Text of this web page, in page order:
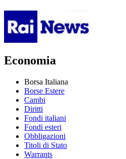
Economia
Borsa Italiana
Borse Estere
Cambi
Diritti
Fondi italiani
Fondi esteri
Obbligazioni
Titoli di Stato
Warrants